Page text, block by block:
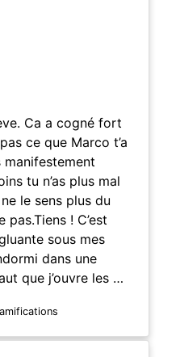
Ca a cogné fort
ce que Marco t’a
tu n’as plus mal
le sens plus du
! C’est
sous mes
dans une
que j’ouvre les …